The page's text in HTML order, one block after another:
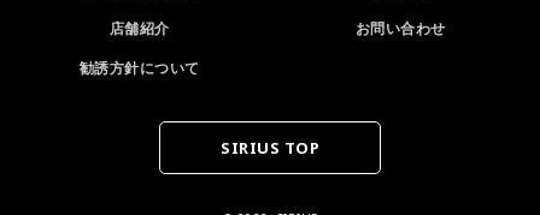
店舗紹介
お問い合わせ
勧誘方針について
SIRIUS TOP